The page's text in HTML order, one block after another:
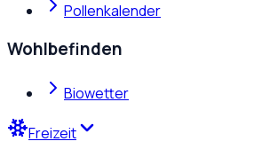
Pollenkalender
Wohlbefinden
Biowetter
Freizeit